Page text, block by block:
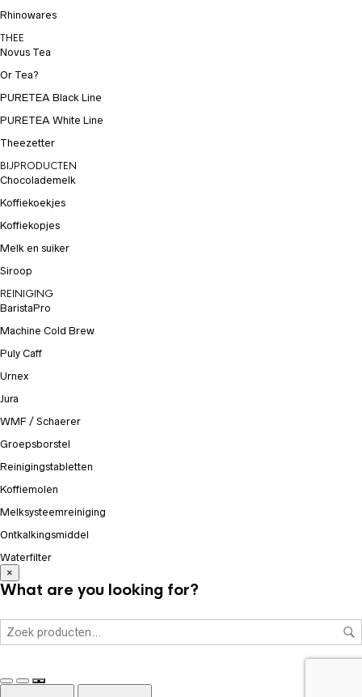
Rhinowares
THEE
Novus Tea
Or Tea?
PURETEA Black Line
PURETEA White Line
Theezetter
BIJPRODUCTEN
Chocolademelk
Koffiekoekjes
Koffiekopjes
Melk en suiker
Siroop
REINIGING
BaristaPro
Machine Cold Brew
Puly Caff
Urnex
Jura
WMF / Schaerer
Groepsborstel
Reinigingstabletten
Koffiemolen
Melksysteemreiniging
Ontkalkingsmiddel
Waterfilter
×
What are you looking for?